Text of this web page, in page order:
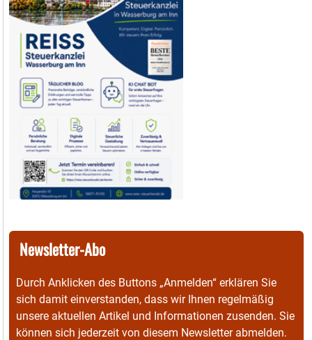
Newsletter-Abo
Durch Anklicken des Buttons „Anmelden“ erklären Sie
sich damit einverstanden, dass wir Ihnen regelmäßig
unsere aktuellen Artikel und Informationen zusenden. Sie
können sich jederzeit von diesem Newsletter abmelden.